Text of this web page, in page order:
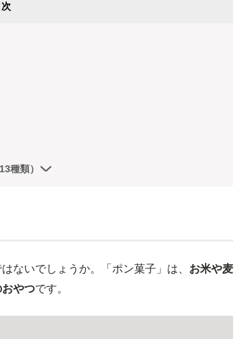
種類）
ないでしょうか。「ポン菓子」は、 お米や麦
やつです。